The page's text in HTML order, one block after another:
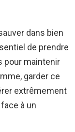
dans bien
de prendre
pour maintenir
garder ce
extrêmement
à un